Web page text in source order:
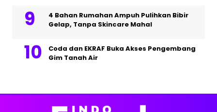
4 Bahan Rumahan Ampuh Pulihkan Bibir
Gelap, Tanpa Skincare Mahal
Coda dan EKRAF Buka Akses Pengembang
Gim Tanah Air